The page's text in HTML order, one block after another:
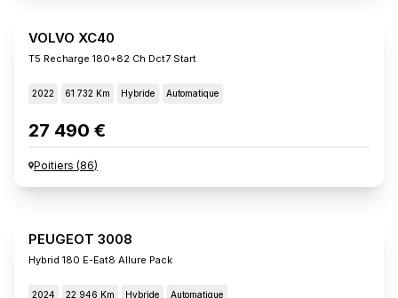
VOLVO XC40
T5 Recharge 180+82 Ch Dct7 Start
2022 61 732 Km Hybride Automatique
27 490 €
Poitiers (86)
PEUGEOT 3008
Hybrid 180 E-Eat8 Allure Pack
2024 22 946 Km Hybride Automatique